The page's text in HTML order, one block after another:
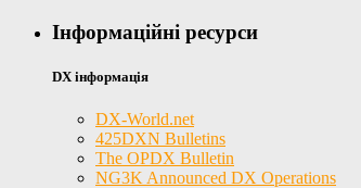
Інформаційні ресурси
DX інформація
DX-World.net
425DXN Bulletins
The OPDX Bulletin
NG3K Announced DX Operations